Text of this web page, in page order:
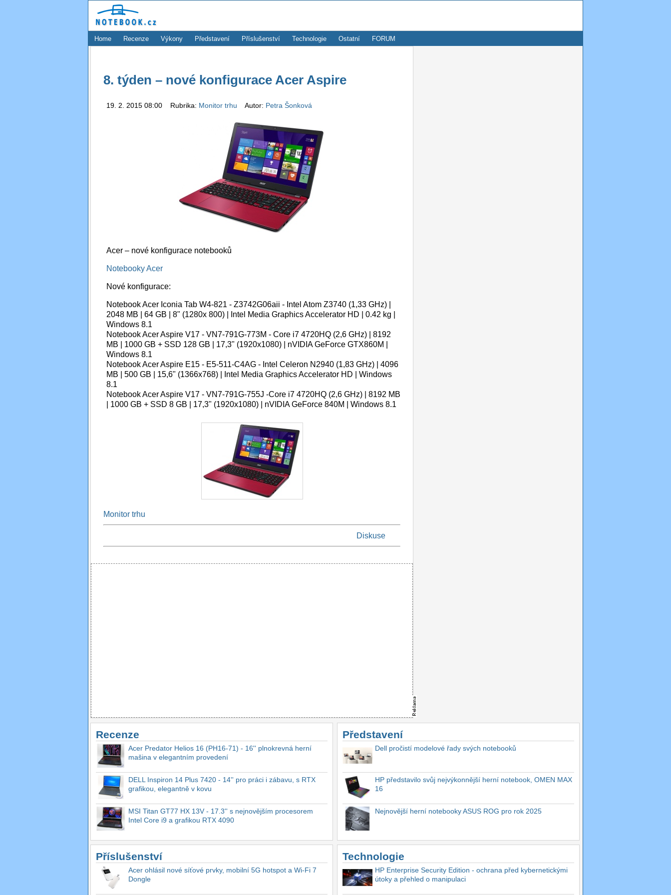
Home Recenze Výkony Představení Příslušenství Technologie Ostatní FORUM
8. týden – nové konfigurace Acer Aspire
19. 2. 2015 08:00 Rubrika: Monitor trhu Autor: Petra Šonková
Acer – nové konfigurace notebooků
Notebooky Acer
Nové konfigurace:
Notebook Acer Iconia Tab W4-821 - Z3742G06aii - Intel Atom Z3740 (1,33 GHz) |
2048 MB | 64 GB | 8" (1280x 800) | Intel Media Graphics Accelerator HD | 0.42 kg |
Windows 8.1
Notebook Acer Aspire V17 - VN7-791G-773M - Core i7 4720HQ (2,6 GHz) | 8192
MB | 1000 GB + SSD 128 GB | 17,3" (1920x1080) | nVIDIA GeForce GTX860M |
Windows 8.1
Notebook Acer Aspire E15 - E5-511-C4AG - Intel Celeron N2940 (1,83 GHz) | 4096
MB | 500 GB | 15,6" (1366x768) | Intel Media Graphics Accelerator HD | Windows
8.1
Notebook Acer Aspire V17 - VN7-791G-755J -Core i7 4720HQ (2,6 GHz) | 8192 MB
| 1000 GB + SSD 8 GB | 17,3" (1920x1080) | nVIDIA GeForce 840M | Windows 8.1
Monitor trhu
Diskuse
Recenze
Acer Predator Helios 16 (PH16-71) - 16'' plnokrevná herní
mašina v elegantním provedení
DELL Inspiron 14 Plus 7420 - 14'' pro práci i zábavu, s RTX
grafikou, elegantně v kovu
MSI Titan GT77 HX 13V - 17.3'' s nejnovějším procesorem
Intel Core i9 a grafikou RTX 4090
Představení
Dell pročistí modelové řady svých notebooků
HP představilo svůj nejvýkonnější herní notebook, OMEN MAX
16
Nejnovější herní notebooky ASUS ROG pro rok 2025
Příslušenství
Acer ohlásil nové síťové prvky, mobilní 5G hotspot a Wi-Fi 7
Dongle
Technologie
HP Enterprise Security Edition - ochrana před kybernetickými
útoky a přehled o manipulaci